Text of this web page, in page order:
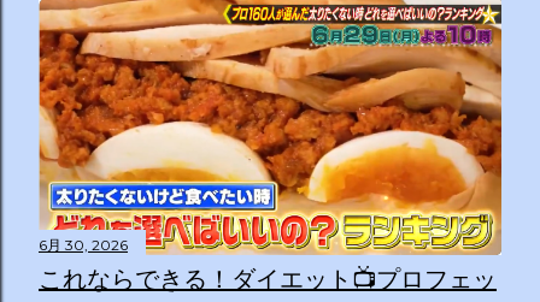
6月 30, 2026
これならできる！ダイエット📺プロフェッ